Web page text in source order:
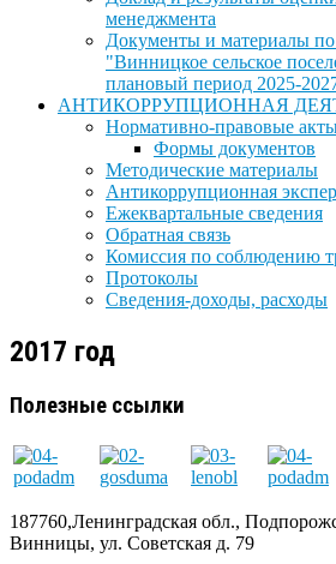
менеджмента
Документы и материалы
"Винницкое сельское
плановый период 2025-
АНТИКОРРУПЦИОННАЯ
Нормативно-правовые
Формы документов
Методические материалы
Антикоррупционная
Ежеквартальные сведения
Обратная связь
Комиссия по соблюдению
Протоколы
Сведения-доходы, расходы
2017 год
Полезные ссылки
187760,Ленинградская обл.,
Винницы, ул. Советская д. 79